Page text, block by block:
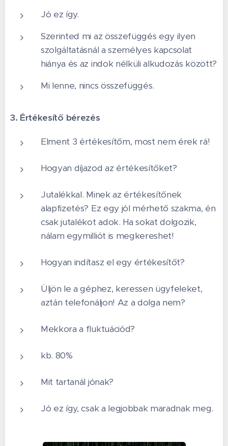
Jó ez így.
Szerinted mi az összefüggés egy ilyen
szolgáltatásnál a személyes kapcsolat
hiánya és az indok nélküli alkudozás között?
Mi lenne, nincs összefüggés.
3. Értékesítő bérezés
Elment 3 értékesítőm, most nem érek rá!
Hogyan díjazod az értékesítőket?
Jutalékkal. Minek az értékesítőnek
alapfizetés? Ez egy jól mérhető szakma, én
csak jutalékot adok. Ha sokat dolgozik,
nálam egymilliót is megkereshet!
Hogyan indítasz el egy értékesítőt?
Üljön le a géphez, keressen ügyfeleket,
aztán telefonáljon! Az a dolga nem?
Mekkora a fluktuációd?
kb. 80%
Mit tartanál jónak?
Jó ez így, csak a legjobbak maradnak meg.